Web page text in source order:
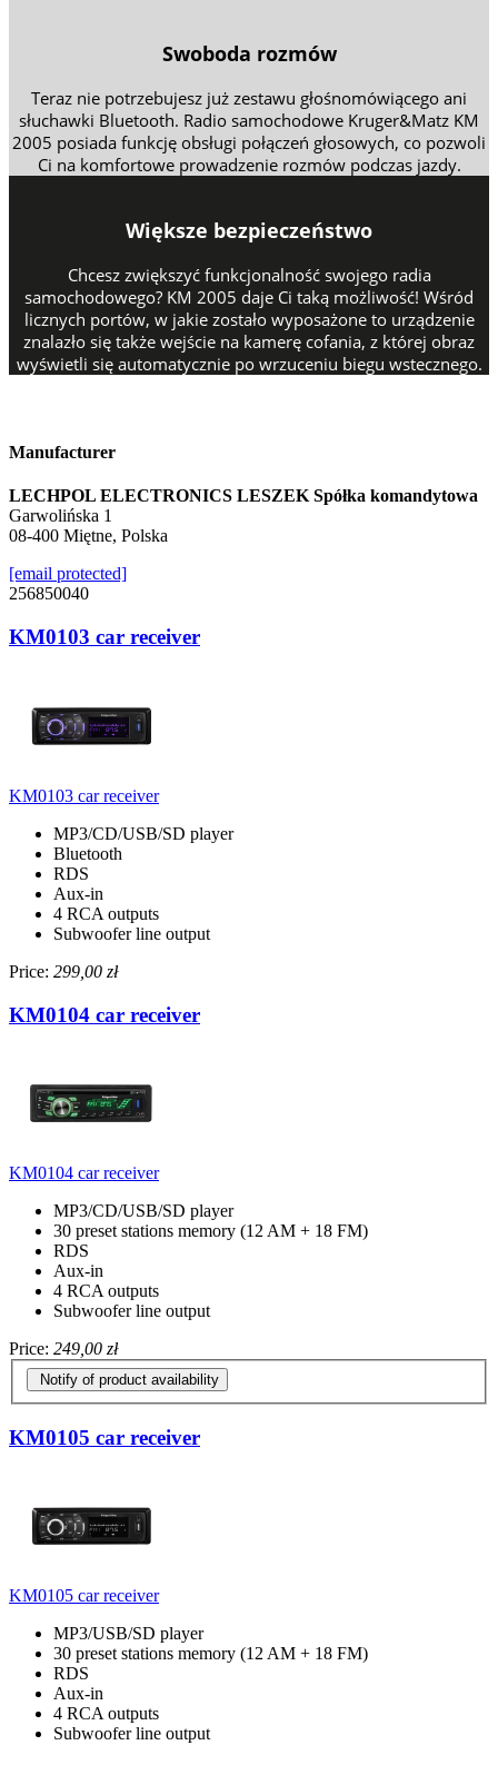
Swoboda rozmów
Teraz nie potrzebujesz już zestawu głośnomówiącego ani
słuchawki Bluetooth. Radio samochodowe Kruger&Matz KM
2005 posiada funkcję obsługi połączeń głosowych, co pozwoli
Ci na komfortowe prowadzenie rozmów podczas jazdy.
Większe bezpieczeństwo
Chcesz zwiększyć funkcjonalność swojego radia
samochodowego? KM 2005 daje Ci taką możliwość! Wśród
licznych portów, w jakie zostało wyposażone to urządzenie
znalazło się także wejście na kamerę cofania, z której obraz
wyświetli się automatycznie po wrzuceniu biegu wstecznego.
Manufacturer
LECHPOL ELECTRONICS LESZEK Spółka komandytowa
Garwolińska 1
08-400 Miętne, Polska
[email protected]
256850040
KM0103 car receiver
KM0103 car receiver
MP3/CD/USB/SD player
Bluetooth
RDS
Aux-in
4 RCA outputs
Subwoofer line output
Price: 299,00 zł
KM0104 car receiver
KM0104 car receiver
MP3/CD/USB/SD player
30 preset stations memory (12 AM + 18 FM)
RDS
Aux-in
4 RCA outputs
Subwoofer line output
Price: 249,00 zł
Notify of product availability
KM0105 car receiver
KM0105 car receiver
MP3/USB/SD player
30 preset stations memory (12 AM + 18 FM)
RDS
Aux-in
4 RCA outputs
Subwoofer line output